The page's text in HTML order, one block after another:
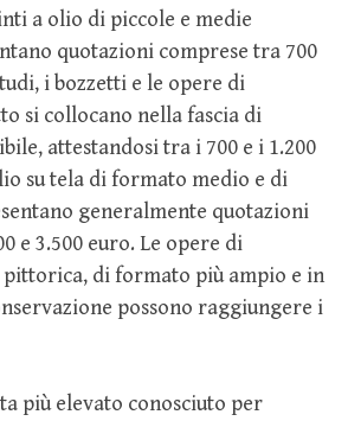
a olio di piccole e medie
quotazioni comprese tra 700
i bozzetti e le opere di
si collocano nella fascia di
attestandosi tra i 700 e i 1.200
su tela di formato medio e di
generalmente quotazioni
e 3.500 euro. Le opere di
di formato più ampio e in
possono raggiungere i
più elevato conosciuto per